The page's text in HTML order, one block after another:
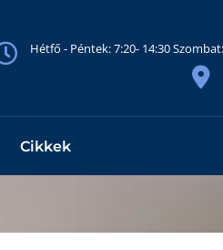
Hétfő - Péntek: 7:20- 14:30
Cikkek